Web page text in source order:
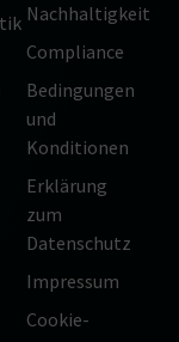
Nachhaltigkeit
Compliance
Bedingungen
und
Konditionen
Erklärung
zum
Datenschutz
Impressum
Cookie-